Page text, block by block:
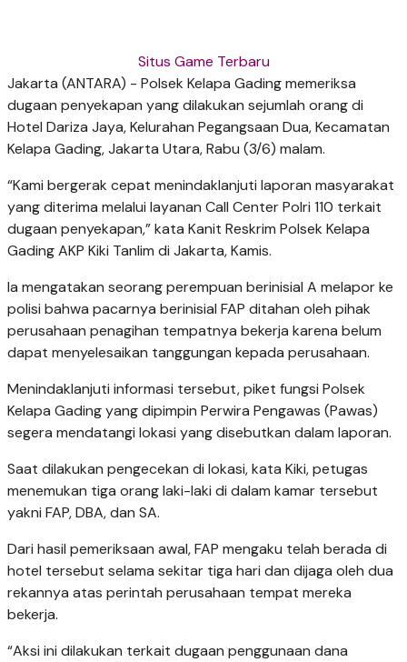
Situs Game Terbaru
Jakarta (ANTARA) - Polsek Kelapa Gading memeriksa
dugaan penyekapan yang dilakukan sejumlah orang di
Hotel Dariza Jaya, Kelurahan Pegangsaan Dua, Kecamatan
Kelapa Gading, Jakarta Utara, Rabu (3/6) malam.
“Kami bergerak cepat menindaklanjuti laporan masyarakat
yang diterima melalui layanan Call Center Polri 110 terkait
dugaan penyekapan,” kata Kanit Reskrim Polsek Kelapa
Gading AKP Kiki Tanlim di Jakarta, Kamis.
Ia mengatakan seorang perempuan berinisial A melapor ke
polisi bahwa pacarnya berinisial FAP ditahan oleh pihak
perusahaan penagihan tempatnya bekerja karena belum
dapat menyelesaikan tanggungan kepada perusahaan.
Menindaklanjuti informasi tersebut, piket fungsi Polsek
Kelapa Gading yang dipimpin Perwira Pengawas (Pawas)
segera mendatangi lokasi yang disebutkan dalam laporan.
Saat dilakukan pengecekan di lokasi, kata Kiki, petugas
menemukan tiga orang laki-laki di dalam kamar tersebut
yakni FAP, DBA, dan SA.
Dari hasil pemeriksaan awal, FAP mengaku telah berada di
hotel tersebut selama sekitar tiga hari dan dijaga oleh dua
rekannya atas perintah perusahaan tempat mereka
bekerja.
“Aksi ini dilakukan terkait dugaan penggunaan dana